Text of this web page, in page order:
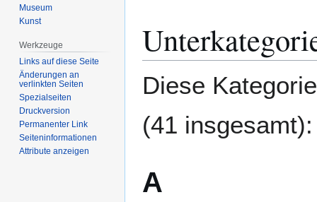
Diese
(41 insgesamt):
A
Museum
Kunst
Werkzeuge
Links auf diese Seite
Änderungen an
verlinkten Seiten
Spezialseiten
Druckversion
Permanenter Link
Seiten­­informationen
Attribute anzeigen